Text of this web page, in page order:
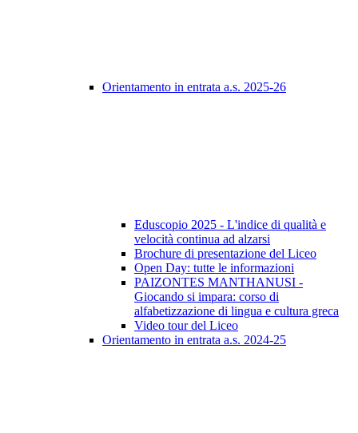
Orientamento in entrata a.s. 2025-26
Eduscopio 2025 - L'indice di qualità e
velocità continua ad alzarsi
Brochure di presentazione del Liceo
Open Day: tutte le informazioni
PAIZONTES MANTHANUSI -
Giocando si impara: corso di
alfabetizzazione di lingua e cultura greca
Video tour del Liceo
Orientamento in entrata a.s. 2024-25